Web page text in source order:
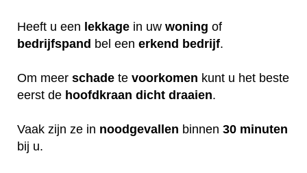
Heeft u een lekkage in uw woning of
bedrijfspand bel een erkend bedrijf.
Om meer schade te voorkomen kunt u het beste
eerst de hoofdkraan dicht draaien.
Vaak zijn ze in noodgevallen binnen 30 minuten
bij u.